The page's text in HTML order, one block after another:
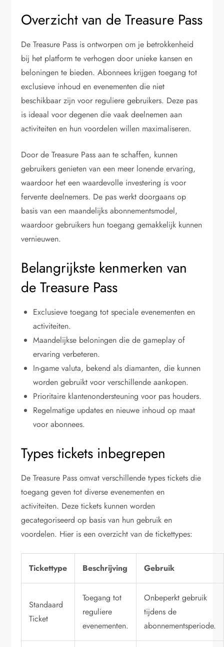
Overzicht van de Treasure Pass
De Treasure Pass is ontworpen om je betrokkenheid
bij het platform te verhogen door unieke kansen en
beloningen te bieden. Abonnees krijgen toegang tot
exclusieve inhoud en evenementen die niet
beschikbaar zijn voor reguliere gebruikers. Deze pas
is ideaal voor degenen die vaak deelnemen aan
activiteiten en hun voordelen willen maximaliseren.
Door de Treasure Pass aan te schaffen, kunnen
gebruikers genieten van een meer lonende ervaring,
waardoor het een waardevolle investering is voor
fervente deelnemers. De pas werkt doorgaans op
basis van een maandelijks abonnementsmodel,
waardoor gebruikers hun toegang gemakkelijk kunnen
vernieuwen.
Belangrijkste kenmerken van
de Treasure Pass
Exclusieve toegang tot speciale evenementen en
activiteiten.
Maandelijkse beloningen die de gameplay of
ervaring verbeteren.
In-game valuta, bekend als diamanten, die kunnen
worden gebruikt voor verschillende aankopen.
Prioritaire klantenondersteuning voor pas houders.
Regelmatige updates en nieuwe inhoud op maat
voor abonnees.
Types tickets inbegrepen
De Treasure Pass omvat verschillende types tickets die
toegang geven tot diverse evenementen en
activiteiten. Deze tickets kunnen worden
gecategoriseerd op basis van hun gebruik en
voordelen. Hier is een overzicht van de tickettypes:
Tickettype Beschrijving Gebruik
Standaard
Ticket
Toegang tot
reguliere
evenementen.
Onbeperkt gebruik
tijdens de
abonnementsperiode.